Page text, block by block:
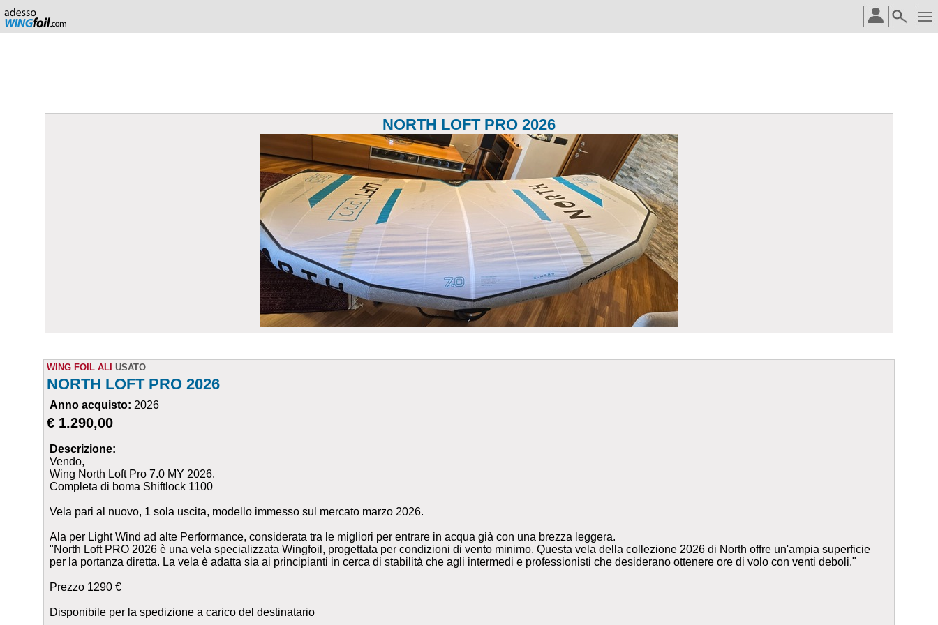
NORTH LOFT PRO 2026
WING FOIL ALI USATO
NORTH LOFT PRO 2026
Anno acquisto: 2026
€ 1.290,00
Descrizione:
Vendo,
Wing North Loft Pro 7.0 MY 2026.
Completa di boma Shiftlock 1100
Vela pari al nuovo, 1 sola uscita, modello immesso sul mercato marzo 2026.
Ala per Light Wind ad alte Performance, considerata tra le migliori per entrare in acqua già con una brezza leggera.
"North Loft PRO 2026 è una vela specializzata Wingfoil, progettata per condizioni di vento minimo. Questa vela della collezione 2026 di North offre un'ampia superficie
per la portanza diretta. La vela è adatta sia ai principianti in cerca di stabilità che agli intermedi e professionisti che desiderano ottenere ore di volo con venti deboli."
Prezzo 1290 €
Disponibile per la spedizione a carico del destinatario